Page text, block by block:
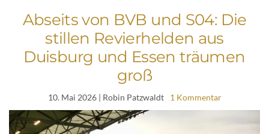
Abseits von BVB und S04: Die
stillen Revierhelden aus
Duisburg und Essen träumen
groß
10. Mai 2026| Robin Patzwaldt 1 Kommentar